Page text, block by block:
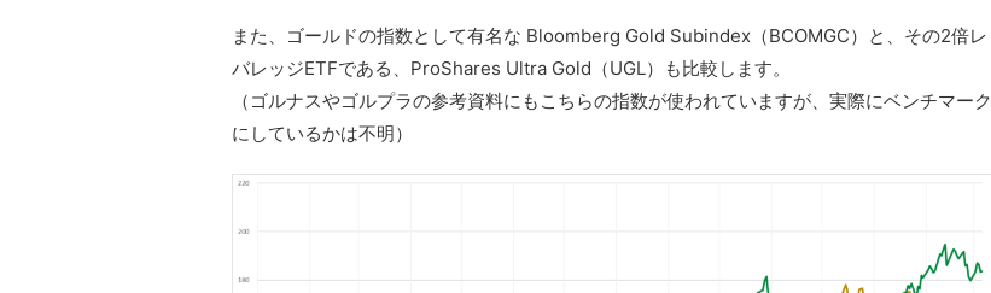
また、ゴールドの指数として有名な Bloomberg Gold Subindex（BCOMGC）と、その2倍レ
バレッジETFである、ProShares Ultra Gold（UGL）も比較します。
（ゴルナスやゴルプラの参考資料にもこちらの指数が使われていますが、実際にベンチマーク
にしているかは不明）